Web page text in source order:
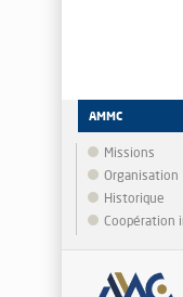
AMMC
Missions
Organisation
Historique
Coopération